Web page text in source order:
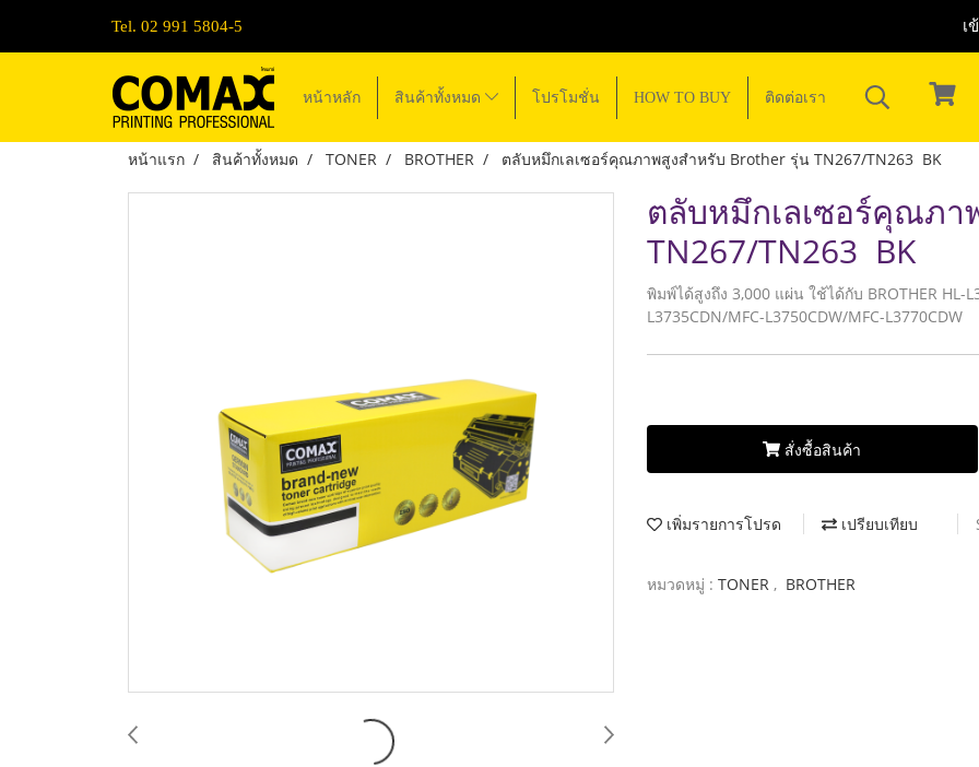
Tel. 02 991 5804-5 เ
หน้าหลัก สินค้าทั้งหมด โปรโมชั่น HOW TO BUY ติดต่อเรา
หน้าแรก สินค้าทั้งหมด TONER BROTHER ตลับหมึกเลเซอร์คุณภาพสูงสำหรับ Brother รุ่น TN267/TN263 BK
ตลับหมึกเลเซอร์คุณภา
TN267/TN263 BK
พิมพ์ได้สูงถึง 3,000 แผ่น ใช้ได้กับ BROTHER HL-
L3735CDN/MFC-L3750CDW/MFC-L3770CDW
สั่งซื้อสินค้า
เพิ่มรายการโปรด เปรียบเทียบ
หมวดหมู่ : TONER , BROTHER